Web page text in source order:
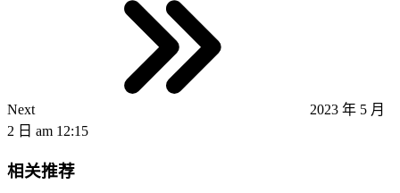
Next
2023 年 5 月
2 日 am 12:15
相关推荐